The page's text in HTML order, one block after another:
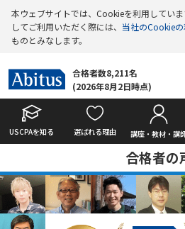
本ウェブサイトでは、Cookieを利用してい
してご利用いただく際には、 当社のCookie
ものとみなします。
合格者数8,211名
(2026年8月2日時点)
USCPAを知る 選ばれる理由 講座・教材・講
合格者の